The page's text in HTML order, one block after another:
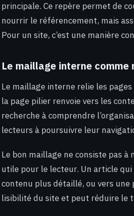
principale. Ce repère permet de
nourrir le référencement, mais
Pour un site, c’est une manière
Le maillage interne comme
Le maillage interne relie les
la page pilier renvoie vers les
recherche à comprendre
lecteurs à poursuivre leur
Le bon maillage ne consiste pas
utile pour le lecteur. Un article
contenu plus détaillé, ou vers une
lisibilité du site et peut réduire le